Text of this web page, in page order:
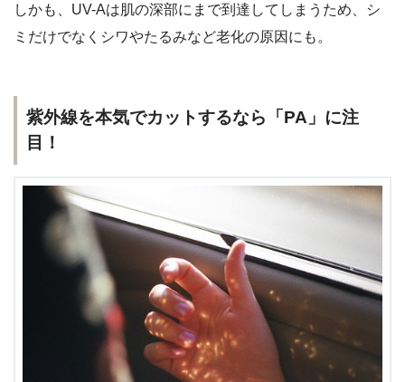
しかも、UV-Aは肌の深部にまで到達してしまうため、シ
ミだけでなくシワやたるみなど老化の原因 にも。
紫外線を本気でカットするなら「PA」に注
目！